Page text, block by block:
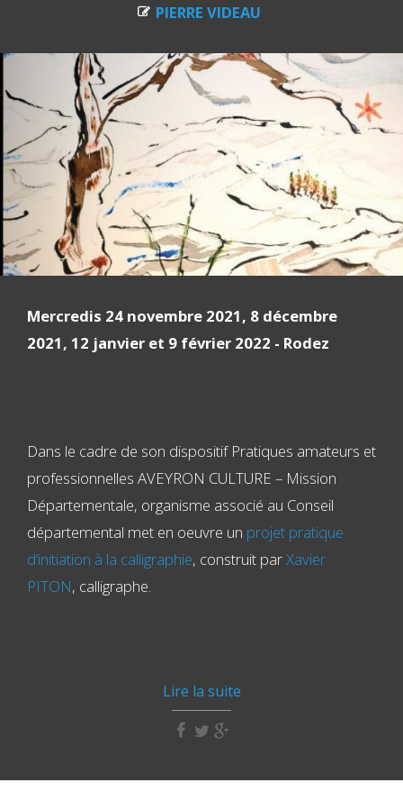
PIERRE VIDEAU
Mercredis 24 novembre 2021, 8 décembre
2021, 12 janvier et 9 février 2022 - Rodez
Dans le cadre de son dispositif Pratiques amateurs et
professionnelles AVEYRON CULTURE – Mission
Départementale, organisme associé au Conseil
départemental met en oeuvre un projet pratique
d’initiation à la calligraphie, construit parXavier
PITON, calligraphe.
Lire la suite